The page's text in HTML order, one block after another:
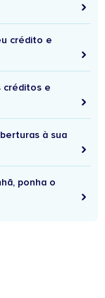
crédito e
créditos e
à sua
ponha o